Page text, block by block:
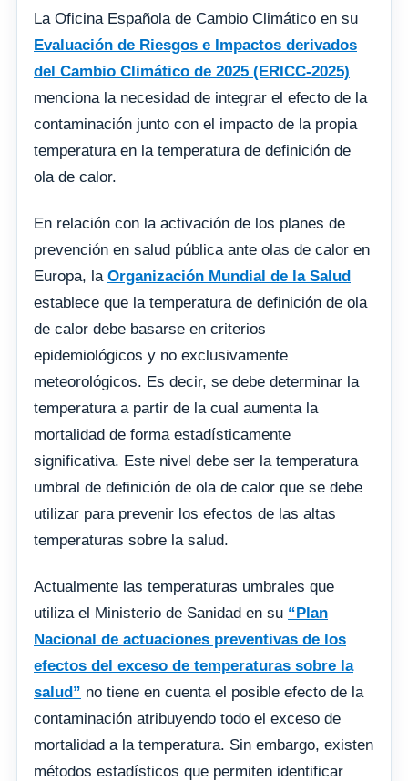
La Oficina Española de Cambio Climático en su
Evaluación de Riesgos e Impactos derivados
del Cambio Climático de 2025 (ERICC-2025)
menciona la necesidad de integrar el efecto de la
contaminación junto con el impacto de la propia
temperatura en la temperatura de definición de
ola de calor.
En relación con la activación de los planes de
prevención en salud pública ante olas de calor en
Europa, la Organización Mundial de la Salud
establece que la temperatura de definición de ola
de calor debe basarse en criterios
epidemiológicos y no exclusivamente
meteorológicos. Es decir, se debe determinar la
temperatura a partir de la cual aumenta la
mortalidad de forma estadísticamente
significativa. Este nivel debe ser la temperatura
umbral de definición de ola de calor que se debe
utilizar para prevenir los efectos de las altas
temperaturas sobre la salud.
Actualmente las temperaturas umbrales que
utiliza el Ministerio de Sanidad en su “Plan
Nacional de actuaciones preventivas de los
efectos del exceso de temperaturas sobre la
salud” no tiene en cuenta el posible efecto de la
contaminación atribuyendo todo el exceso de
mortalidad a la temperatura. Sin embargo, existen
métodos estadísticos que permiten identificar